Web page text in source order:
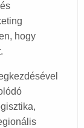
hogy